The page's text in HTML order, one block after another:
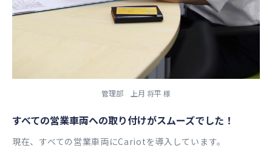
管理部 上月 将平 様
すべての営業車両への取り付けがスムーズでした！
現在、すべての営業車両にCariotを導入しています。